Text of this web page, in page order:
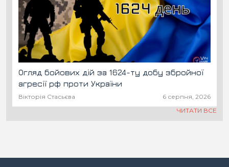
Огляд бойових дій за 1624-ту добу збройної
агресії рф проти України
Вікторія Стасьєва
6 серпня, 2026
ЧИТАТИ ВСЕ